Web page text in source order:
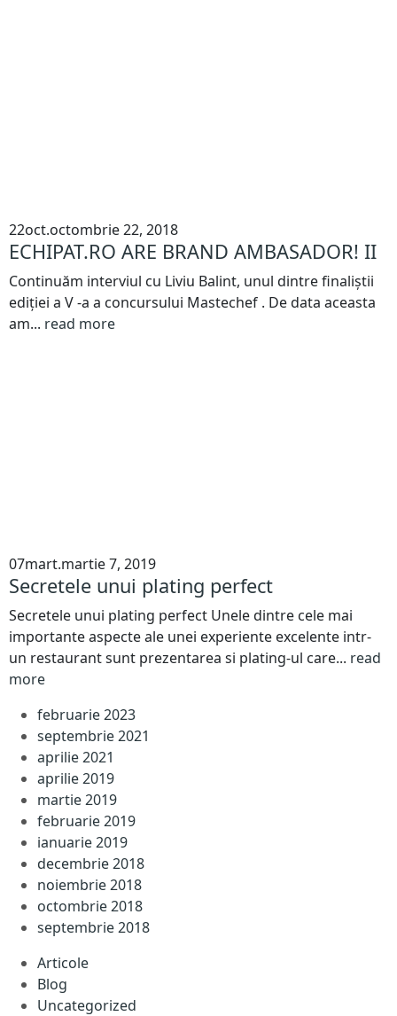
22oct.octombrie 22, 2018
ECHIPAT.RO ARE BRAND AMBASADOR! II
Continuăm interviul cu Liviu Balint, unul dintre finaliștii
ediției a V -a a concursului Mastechef . De data aceasta
am... read more
07mart.martie 7, 2019
Secretele unui plating perfect
Secretele unui plating perfect Unele dintre cele mai
importante aspecte ale unei experiente excelente intr-
un restaurant sunt prezentarea si plating-ul care... read
more
februarie 2023
septembrie 2021
aprilie 2021
aprilie 2019
martie 2019
februarie 2019
ianuarie 2019
decembrie 2018
noiembrie 2018
octombrie 2018
septembrie 2018
Articole
Blog
Uncategorized